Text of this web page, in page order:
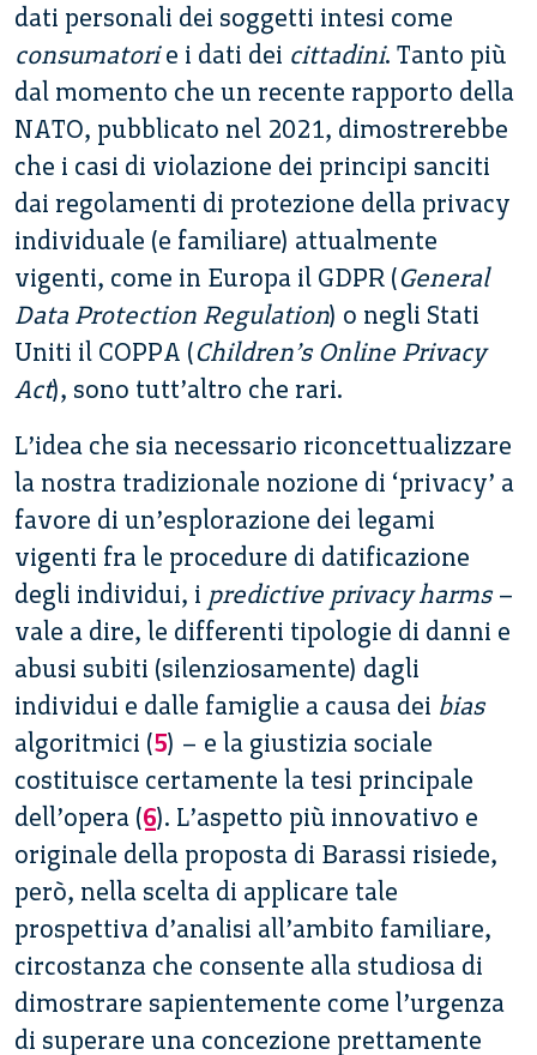
dati personali dei soggetti intesi come
consumatorie i dati dei cittadini. Tanto più
dal momento che un recente rapporto della
NATO, pubblicato nel 2021, dimostrerebbe
che i casi di violazione dei principi sanciti
dai regolamenti di protezione della privacy
individuale (e familiare) attualmente
vigenti, come in Europa il GDPR (General
Data Protection Regulation) o negli Stati
Uniti il COPPA (Children’s Online Privacy
Act), sono tutt’altro che rari.
L’idea che sia necessario riconcettualizzare
la nostra tradizionale nozione di ‘privacy’ a
favore di un’esplorazione dei legami
vigenti fra le procedure di datificazione
degli individui, i predictive privacy harms–
vale a dire, le differenti tipologie di danni e
abusi subiti (silenziosamente) dagli
individui e dalle famiglie a causa dei bias
algoritmici (5) – e la giustizia sociale
costituisce certamente la tesi principale
dell’opera (6). L’aspetto più innovativo e
originale della proposta di Barassi risiede,
però, nella scelta di applicare tale
prospettiva d’analisi all’ambito familiare,
circostanza che consente alla studiosa di
dimostrare sapientemente come l’urgenza
di superare una concezione prettamente